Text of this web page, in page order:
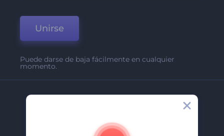
Unirse
Puede darse de baja fácilmente en cualquier
momento.